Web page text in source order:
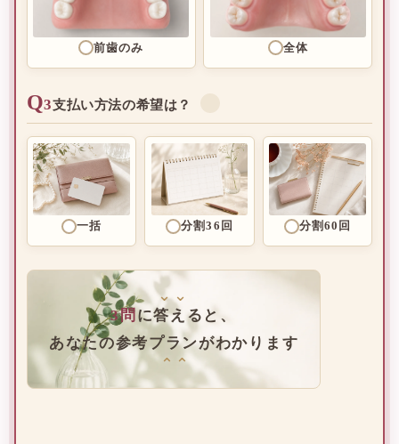
前歯のみ 全体
Q3支払い方法の希望は？
一括 分割36回 分割60回
⌄⌄
3問に答えると、
あなたの参考プランがわかります
⌄⌄